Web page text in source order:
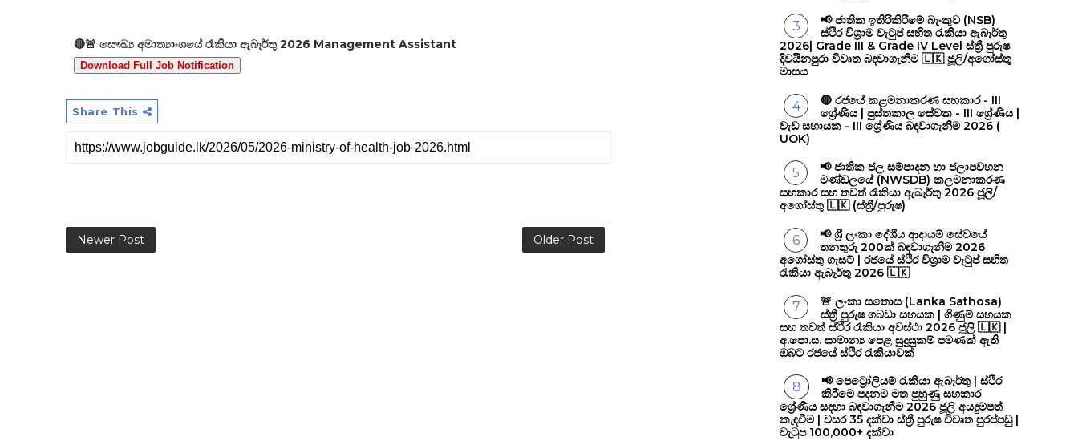
🔴🚨 සෞඛ්‍ය අමාත්‍යාංශයේ රැකියා ඇබෑර්තු 2026 Management Assistant
Download Full Job Notification
Share This
Newer Post Older Post
📢 ජාතික ඉතිරිකිරීමේ බැංකුව (NSB)
ස්ථිර විශ්‍රාම වැටුප් සහිත රැකියා ඇබෑර්තු
2026| Grade III & Grade IV Level ස්ත්‍රී පුරුෂ
දිවයිනපුරා විවෘත බඳවාගැනීම 🇱🇰 ජූලි/අගෝස්තු
මාසය
🔴 රජයේ කළමනාකරණ සහකාර - III
ශ්‍රේණිය | පුස්තකාල සේවක - III ශ්‍රේණිය |
වැඩ සහායක - III ශ්‍රේණිය බඳවාගැනීම 2026 (
UOK)
📢 ජාතික ජල සම්පාදන හා ජලාපවහන
මණ්ඩලයේ (NWSDB) කලමනාකරණ
සහකාර සහ තවත් රැකියා ඇබෑර්තු 2026 ජූලි/
අගෝස්තු 🇱🇰 (ස්ත්‍රී/පුරුෂ)
📢 ශ්‍රී ලංකා දේශීය ආදායම් සේවයේ
තනතුරු 200ක් බඳවාගැනීම 2026
අගෝස්තු ගැසට් | රජයේ ස්ථිර විශ්‍රාම වැටුප් සහිත
රැකියා ඇබෑර්තු 2026 🇱🇰
🚨 ලංකා සතොස (Lanka Sathosa)
ස්ත්‍රී පුරුෂ ගබඩා සහයක | ගිණුම් සහයක
සහ තවත් ස්ථිර රැකියා අවස්ථා 2026 ජූලි 🇱🇰 |
අ.පො.ස. සාමාන්‍ය පෙළ සුදුසුකම් පමණක් ඇති
ඔබට රජයේ ස්ථිර රැකියාවක්
📢 පෙට්‍රෝලියම් රැකියා ඇබෑර්තු | ස්ථිර
කිරීමේ පදනම මත පුහුණු සහකාර
ශ්‍රේණීය සඳහා බඳවාගැනීම 2026 ජූලි අයදුම්පත්
කැඳවීම | වසර 35 දක්වා ස්ත්‍රී පුරුෂ විවෘත පුරප්පඩු |
වැටුප 100,000+ දක්වා